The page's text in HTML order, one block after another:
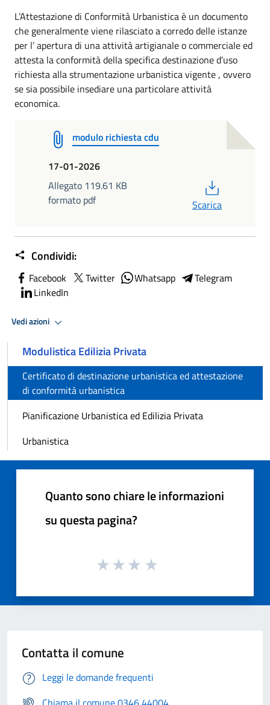
L’Attestazione di Conformità Urbanistica è un documento
che generalmente viene rilasciato a corredo delle istanze
per l’ apertura di una attività artigianale o commerciale ed
attesta la conformità della specifica destinazione d’uso
richiesta alla strumentazione urbanistica vigente , ovvero
se sia possibile insediare una particolare attività
economica.
modulo richiesta cdu
17-01-2026
Allegato 119.61 KB
formato pdf
Scarica
Condividi:
Facebook Twitter Whatsapp
Telegram
LinkedIn
Vedi azioni
Modulistica Edilizia Privata
Certificato di destinazione urbanistica ed attestazione
di conformità urbanistica
Pianificazione Urbanistica ed Edilizia Privata
Urbanistica
Quanto sono chiare le informazioni
su questa pagina?
Contatta il comune
Leggi le domande frequenti